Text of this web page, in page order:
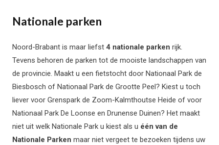
Nationale parken
Noord-Brabant is maar liefst 4 nationale parken rijk.
Tevens behoren de parken tot de mooiste landschappen van
de provincie. Maakt u een fietstocht door Nationaal Park de
Biesbosch of Nationaal Park de Grootte Peel? Kiest u toch
liever voor Grenspark de Zoom-Kalmthoutse Heide of voor
Nationaal Park De Loonse en Drunense Duinen? Het maakt
niet uit welk Nationale Park u kiest als u één van de
Nationale Parken maar niet vergeet te bezoeken tijdens uw